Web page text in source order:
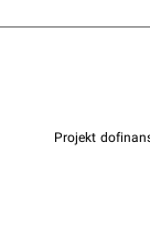
Projekt